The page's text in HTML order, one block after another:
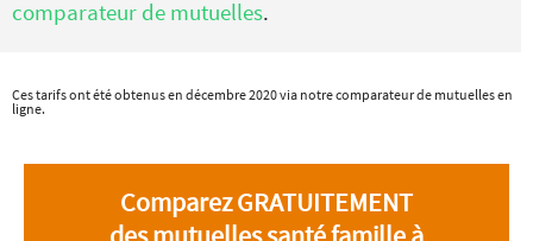
comparateur de mutuelles.
Ces tarifs ont été obtenus en décembre 2020 via notre comparateur de mutuelles en
ligne.
Comparez GRATUITEMENT